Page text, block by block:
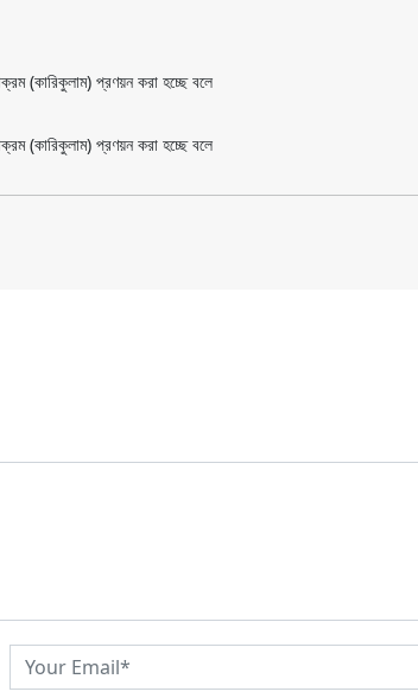
(কারিকুলাম) প্রণয়ন করা হচ্ছে বলে
(কারিকুলাম) প্রণয়ন করা হচ্ছে বলে